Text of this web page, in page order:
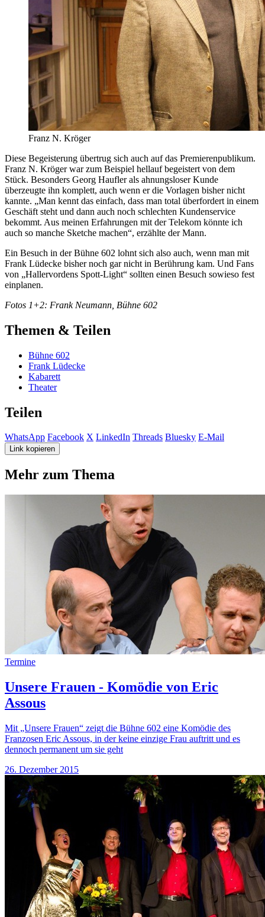
Franz N. Kröger
Diese Begeisterung übertrug sich auch auf das Premierenpublikum.
Franz N. Kröger war zum Beispiel hellauf begeistert von dem
Stück. Besonders Georg Haufler als ahnungsloser Kunde
überzeugte ihn komplett, auch wenn er die Vorlagen bisher nicht
kannte. „Man kennt das einfach, dass man total überfordert in einem
Geschäft steht und dann auch noch schlechten Kundenservice
bekommt. Aus meinen Erfahrungen mit der Telekom könnte ich
auch so manche Sketche machen“, erzählte der Mann.
Ein Besuch in der Bühne 602 lohnt sich also auch, wenn man mit
Frank Lüdecke bisher noch gar nicht in Berührung kam. Und Fans
von „Hallervordens Spott-Light“ sollten einen Besuch sowieso fest
einplanen.
Fotos 1+2: Frank Neumann, Bühne 602
Themen & Teilen
Bühne 602
Frank Lüdecke
Kabarett
Theater
Teilen
WhatsApp Facebook X LinkedIn Threads Bluesky E-Mail
Link kopieren
Mehr zum Thema
Termine
Unsere Frauen - Komödie von Eric
Assous
Mit „Unsere Frauen“ zeigt die Bühne 602 eine Komödie des
Franzosen Eric Assous, in der keine einzige Frau auftritt und es
dennoch permanent um sie geht
26. Dezember 2015